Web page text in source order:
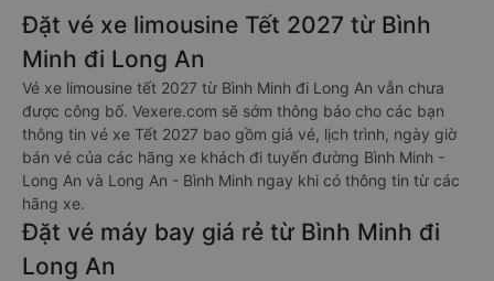
Đặt vé xe limousine Tết 2027 từ Bình
Minh đi Long An
Vé xe limousine tết 2027 từ Bình Minh đi Long An vẫn chưa
được công bố. Vexere.com sẽ sớm thông báo cho các bạn
thông tin vé xe Tết 2027 bao gồm giá vé, lịch trình, ngày giờ
bán vé của các hãng xe khách đi tuyến đường Bình Minh -
Long An và Long An - Bình Minh ngay khi có thông tin từ các
hãng xe.
Đặt vé máy bay giá rẻ từ Bình Minh đi
Long An